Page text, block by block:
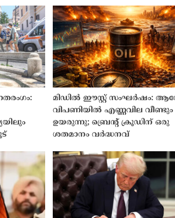
മിഡിൽ ഈസ്റ്റ് സംഘർഷം:
വിപണിയിൽ എണ്ണവില വീണ്ടും
ഉയരുന്നു; ബ്രെൻ്റ് ക്രൂഡിന് ഒരു
ശതമാനം വർദ്ധനവ്